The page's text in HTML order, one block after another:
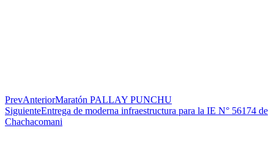
PrevAnteriorMaratón PALLAY PUNCHU
SiguienteEntrega de moderna infraestructura para la IE N° 56174 de
Chachacomani